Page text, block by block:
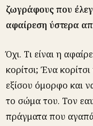
ζωγράφους που
αφαίρεση ύστερα
Όχι. Τι είναι η
κορίτσι; Ένα
εξίσου όμορφο και
το σώμα του. Τον
πράγματα που